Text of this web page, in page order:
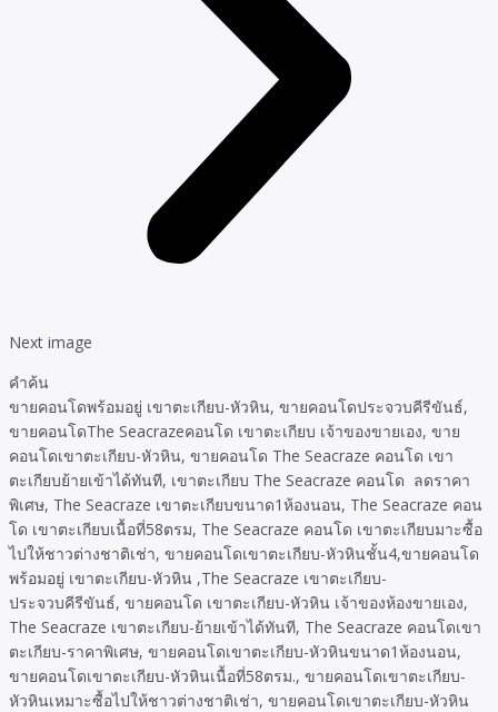
Next image
คำค้น
ขายคอนโดพร้อมอยู่ เขาตะเกียบ-หัวหิน, ขายคอนโดประจวบคีรีขันธ์,
ขายคอนโดThe Seacrazeคอนโด เขาตะเกียบ เจ้าของขายเอง, ขาย
คอนโดเขาตะเกียบ-หัวหิน, ขายคอนโด The Seacraze คอนโด เขา
ตะเกียบย้ายเข้าได้ทันที, เขาตะเกียบ The Seacraze คอนโด ลดราคา
พิเศษ, The Seacraze เขาตะเกียบขนาด1ห้องนอน, The Seacraze คอน
โด เขาตะเกียบเนื้อที่58ตรม, The Seacraze คอนโด เขาตะเกียบมาะซื้อ
ไปให้ชาวต่างชาติเช่า, ขายคอนโดเขาตะเกียบ-หัวหินชั้น4,ขายคอนโด
พร้อมอยู่ เขาตะเกียบ-หัวหิน ,The Seacraze เขาตะเกียบ-
ประจวบคีรีขันธ์, ขายคอนโด เขาตะเกียบ-หัวหิน เจ้าของห้องขายเอง,
The Seacraze เขาตะเกียบ-ย้ายเข้าได้ทันที, The Seacraze คอนโดเขา
ตะเกียบ-ราคาพิเศษ, ขายคอนโดเขาตะเกียบ-หัวหินขนาด1ห้องนอน,
ขายคอนโดเขาตะเกียบ-หัวหินเนื้อที่58ตรม., ขายคอนโดเขาตะเกียบ-
หัวหินเหมาะซื้อไปให้ชาวต่างชาติเช่า, ขายคอนโดเขาตะเกียบ-หัวหิน